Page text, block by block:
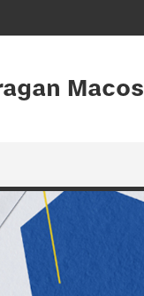
Macos